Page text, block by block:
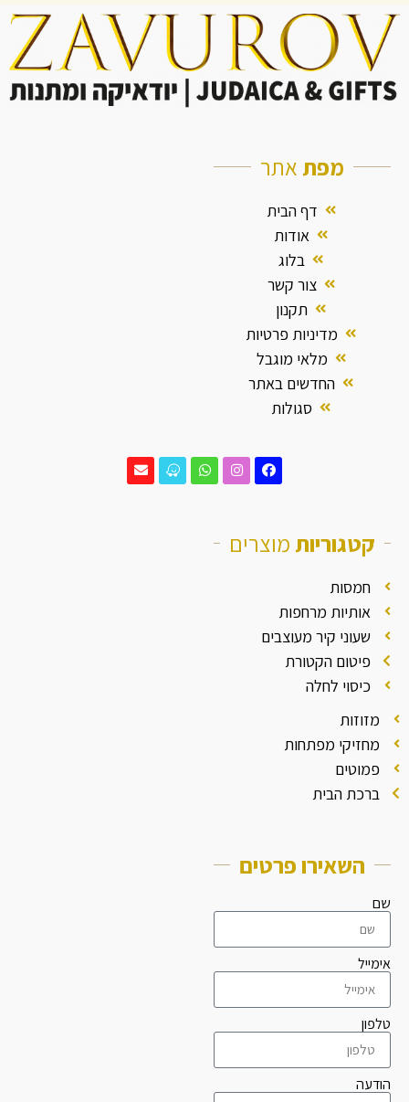
מפתאתר
דף הבית
אודות
בלוג
צור קשר
תקנון
מדיניות פרטיות
מלאי מוגבל
החדשים באתר
סגולות
קטגוריותמוצרים
חמסות
אותיות מרחפות
שעוני קיר מעוצבים
פיטום הקטורת
כיסוי לחלה
מזוזות
מחזיקי מפתחות
פמוטים
ברכת הבית
השאירו פרטים
שם
אימייל
טלפון
הודעה